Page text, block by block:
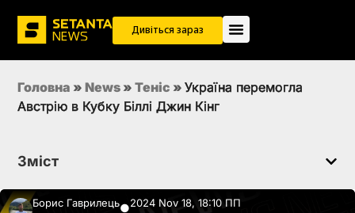
Дивіться зараз
Головна » News » Теніс » Україна перемогла
Австрію в Кубку Біллі Джин Кінг
Зміст
Борис Гаврилець●2024 Nov 18, 18:10 ПП